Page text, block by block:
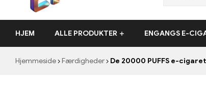
ElementVape.de
HJEM ALLE PRODUKTER ENGANGS E-
Hjemmeside Færdigheder De 20000 PUFFS e-